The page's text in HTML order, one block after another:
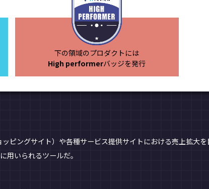
下の領域のプロダクトには
High performerバッジを発行
ピングサイト）や各種サービス提供サイトにおける売上拡大
用いられるツールだ。